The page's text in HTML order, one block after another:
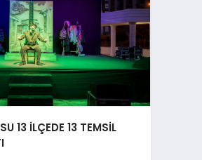
13 İLÇEDE 13 TEMSİL